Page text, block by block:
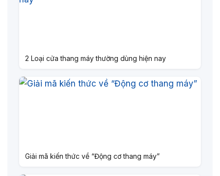
2 Loại cửa thang máy thường dùng hiện nay
Giải mã kiến thức về “Động cơ thang máy”